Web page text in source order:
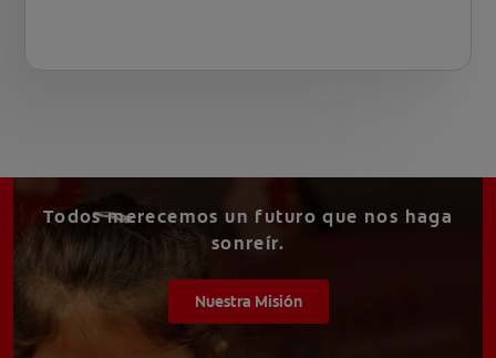
Todos merecemos un futuro que nos haga
sonreír.
Nuestra Misión